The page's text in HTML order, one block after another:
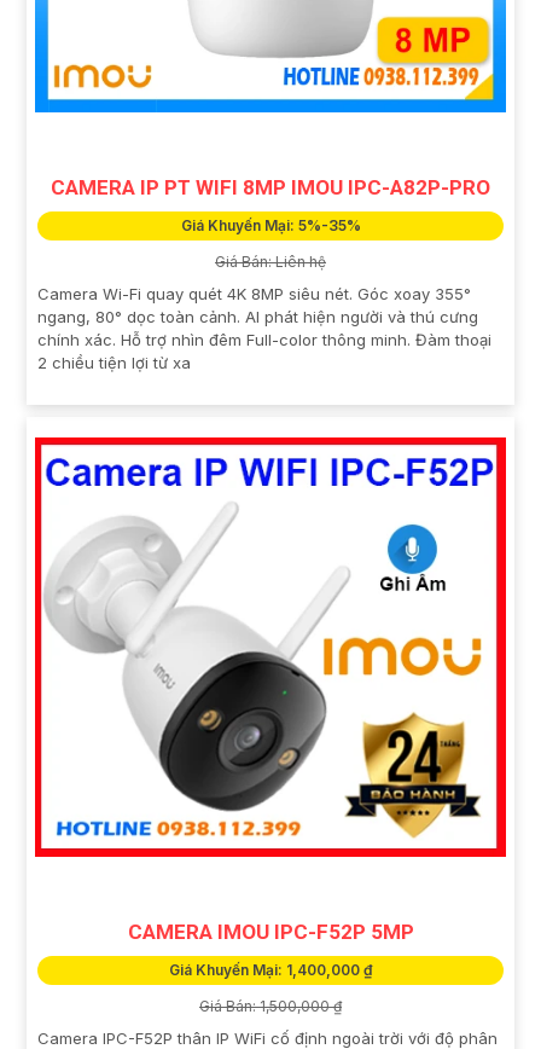
CAMERA IP PT WIFI 8MP IMOU IPC-A82P-PRO
Giá Khuyến Mại: 5%-35%
Giá Bán: Liên hệ
Camera Wi-Fi quay quét 4K 8MP siêu nét. Góc xoay 355°
ngang, 80° dọc toàn cảnh. AI phát hiện người và thú cưng
chính xác. Hỗ trợ nhìn đêm Full-color thông minh. Đàm thoại
2 chiều tiện lợi từ xa
CAMERA IMOU IPC-F52P 5MP
Giá Khuyến Mại: 1,400,000 ₫
Giá Bán: 1,500,000 ₫
Camera IPC-F52P thân IP WiFi cố định ngoài trời với độ phân